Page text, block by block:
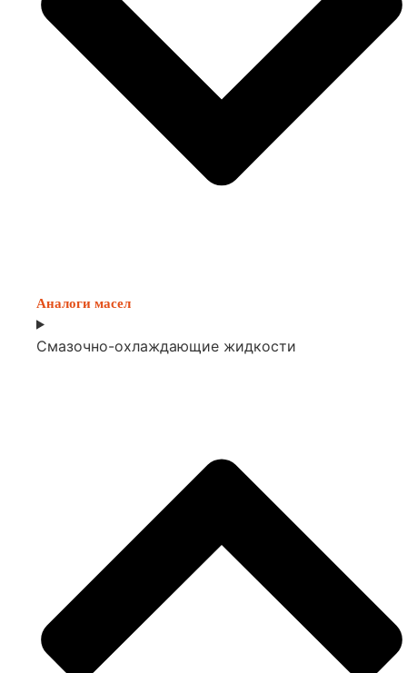
Аналоги масел
Смазочно-охлаждающие жидкости